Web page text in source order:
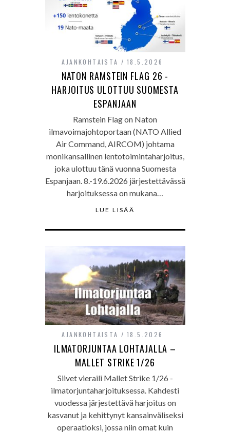
AJANKOHTAISTA 18.5.2026
NATON RAMSTEIN FLAG 26 -
HARJOITUS ULOTTUU SUOMESTA
ESPANJAAN
Ramstein Flag on Naton
ilmavoimajohtoportaan (NATO Allied
Air Command, AIRCOM) johtama
monikansallinen lentotoimintaharjoitus,
joka ulottuu tänä vuonna Suomesta
Espanjaan. 8.-19.6.2026 järjestettävässä
harjoituksessa on mukana…
LUE LISÄÄ
AJANKOHTAISTA 18.5.2026
ILMATORJUNTAA LOHTAJALLA –
MALLET STRIKE 1/26
Siivet vieraili Mallet Strike 1/26 -
ilmatorjuntaharjoituksessa. Kahdesti
vuodessa järjestettävä harjoitus on
kasvanut ja kehittynyt kansainväliseksi
operaatioksi, jossa niin omat kuin